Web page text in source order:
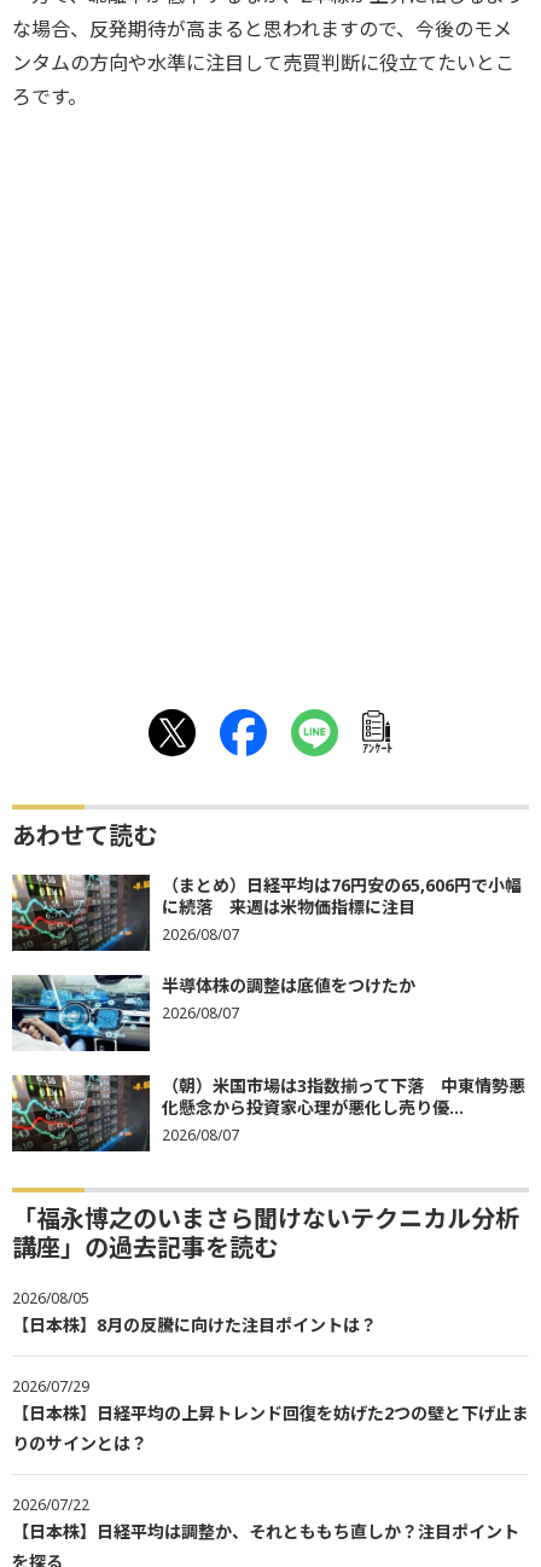
な場合、反発期待が高まると思われますので、今後のモメ
ンタムの方向や水準に注目して売買判断に役立てたいとこ
ろです。
ｱﾝｹｰﾄ
あわせて読む
（まとめ）日経平均は76円安の65,606円で小幅
に続落 来週は米物価指標に注目
2026/08/07
半導体株の調整は底値をつけたか
2026/08/07
（朝）米国市場は3指数揃って下落 中東情勢悪
化懸念から投資家心理が悪化し売り優...
2026/08/07
「福永博之のいまさら聞けないテクニカル分析
講座」の過去記事を読む
2026/08/05
【日本株】8月の反騰に向けた注目ポイントは？
2026/07/29
【日本株】日経平均の上昇トレンド回復を妨げた2つの壁と下げ止ま
りのサインとは？
2026/07/22
【日本株】日経平均は調整か、それとももち直しか？注目ポイント
を探る